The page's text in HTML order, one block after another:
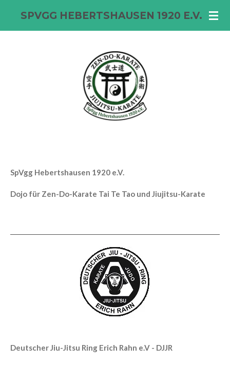
SPVGG HEBERTSHAUSEN 1920 E.V.
SpVgg Hebertshausen 1920 e.V.
Dojo für Zen-Do-Karate Tai Te Tao und Jiujitsu-Karate
Deutscher Jiu-Jitsu Ring Erich Rahn e.V - DJJR